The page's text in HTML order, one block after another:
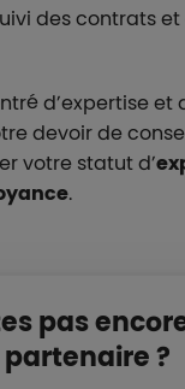
des contrats
d’expertise et
devoir de
votre statut d’
.
pas
partenaire ?